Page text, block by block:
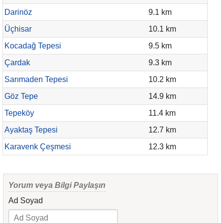
Darinöz
9.1 km
Üçhisar
10.1 km
Kocadağ Tepesi
9.5 km
Çardak
9.3 km
Sarımaden Tepesi
10.2 km
Göz Tepe
14.9 km
Tepeköy
11.4 km
Ayaktaş Tepesi
12.7 km
Karavenk Çeşmesi
12.3 km
Yorum veya Bilgi Paylaşın
Ad Soyad